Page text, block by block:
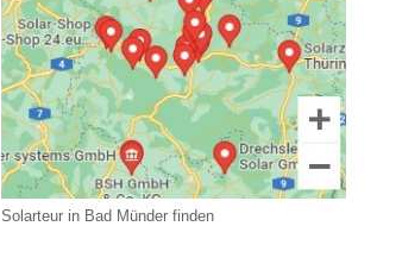
Solarteur in Bad Münder finden